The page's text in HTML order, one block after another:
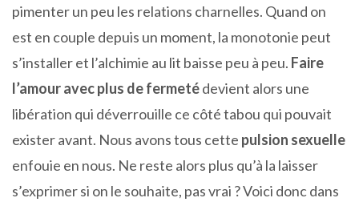
pimenter un peu les relations charnelles. Quand on
est en couple depuis un moment, la monotonie peut
s’installer et l’alchimie au lit baisse peu à peu. Faire
l’amour avec plus de fermetédevient alors une
libération qui déverrouille ce côté tabou qui pouvait
exister avant. Nous avons tous cette pulsion sexuelle
enfouie en nous. Ne reste alors plus qu’à la laisser
s’exprimer si on le souhaite, pas vrai ? Voici donc dans